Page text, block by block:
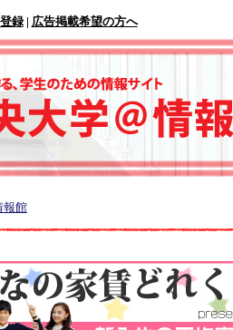
録| 広告掲載希望の方へ
報館